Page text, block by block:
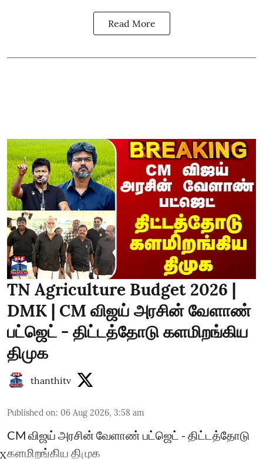
Read More
TN Agriculture Budget 2026 |
DMK | CM விஜய் அரசின் வேளாண்
பட்ஜெட் - திட்டத்தோடு களமிறங்கிய
திமுக
thanthitv
Published on: 06 Aug 2026, 3:58 am
CM விஜய் அரசின் வேளாண் பட்ஜெட் - திட்டத்தோடு
களமிறங்கிய திமுக
X